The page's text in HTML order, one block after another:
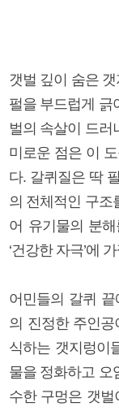
갯벌 깊이 숨은
펄을 부드럽게 긁
벌의 속살이 드러
미로운 점은 이
다. 갈퀴질은 딱
의 전체적인 구조
어 유기물의 분
‘건강한 자극’에
어민들의 갈퀴
의 진정한 주인
식하는 갯지렁이
물을 정화하고 오
수한 구멍은 갯